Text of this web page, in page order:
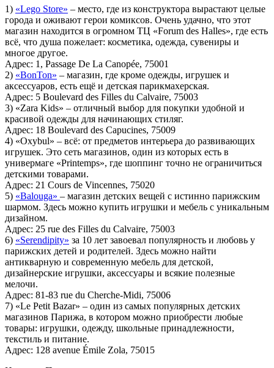
1) «Lego Store» – место, где из конструктора вырастают целые
города и оживают герои комиксов. Очень удачно, что этот
магазин находится в огромном ТЦ «Forum des Halles», где есть
всё, что душа пожелает: косметика, одежда, сувениры и
многое другое.
Адрес: 1, Passage De La Canopée, 75001
2) «BonTon» – магазин, где кроме одежды, игрушек и
аксессуаров, есть ещё и детская парикмахерская.
Адрес: 5 Boulevard des Filles du Calvaire, 75003
3) «Zara Kids» – отличный выбор для покупки удобной и
красивой одежды для начинающих стиляг.
Адрес: 18 Boulevard des Capucines, 75009
4) «Oxybul» – всё: от предметов интерьера до развивающих
игрушек. Это сеть магазинов, один из которых есть в
универмаге «Printemps», где шоппинг точно не ограничиться
детскими товарами.
Адрес: 21 Cours de Vincennes, 75020
5) «Balouga» – магазин детских вещей с истинно парижским
шармом. Здесь можно купить игрушки и мебель с уникальным
дизайном.
Адрес: 25 rue des Filles du Calvaire, 75003
6) «Serendipity» за 10 лет завоевал популярность и любовь у
парижских детей и родителей. Здесь можно найти
антикварную и современную мебель для детской,
дизайнерские игрушки, аксессуары и всякие полезные
мелочи.
Адрес: 81-83 rue du Cherche-Midi, 75006
7) «Le Petit Bazar» – один из самых популярных детских
магазинов Парижа, в котором можно приобрести любые
товары: игрушки, одежду, школьные принадлежности,
текстиль и питание.
Адрес: 128 avenue Émile Zola, 75015